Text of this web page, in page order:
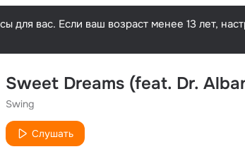
для вас. Если ваш возраст менее 13 лет,
Sweet Dreams (feat. Dr.
Swing
Слушать